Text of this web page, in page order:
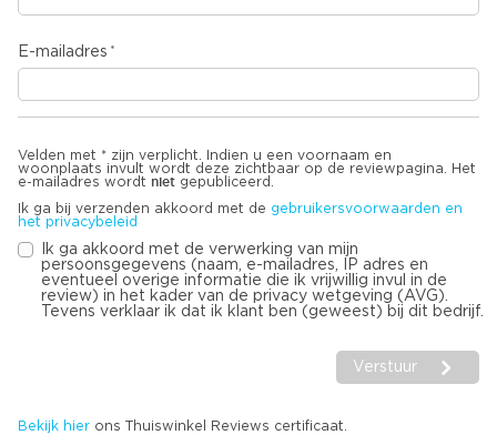
E-mailadres
Velden met * zijn verplicht. Indien u een voornaam en
woonplaats invult wordt deze zichtbaar op de reviewpagina. Het
e-mailadres wordt niet gepubliceerd.
Ik ga bij verzenden akkoord met de gebruikersvoorwaarden en
het privacybeleid
Ik ga akkoord met de verwerking van mijn
persoonsgegevens (naam, e-mailadres, IP adres en
eventueel overige informatie die ik vrijwillig invul in de
review) in het kader van de privacy wetgeving (AVG).
Tevens verklaar ik dat ik klant ben (geweest) bij dit bedrijf.
Verstuur
Bekijk hier ons Thuiswinkel Reviews certificaat.